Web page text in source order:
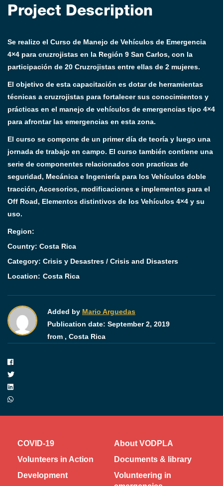
Project Description
Se realizo el Curso de Manejo de Vehículos de Emergencia
4×4 para cruzrojistas en la Región 9 San Carlos, con la
participación de 20 Cruzrojistas entre ellas de 2 mujeres.
El objetivo de esta capacitación es dotar de herramientas
técnicas a cruzrojistas para fortalecer sus conocimientos y
prácticas en el manejo de vehículos de emergencias tipo 4×4
para afrontar las emergencias en esta zona.
El curso se compone de un primer día de teoría y luego una
jornada de trabajo en campo. El curso también contiene una
serie de componentes relacionados con practicas de
seguridad, Mecánica e Ingeniería para los Vehículos doble
tracción, Accesorios, modificaciones e implementos para el
Off Road, Elementos distintivos de los Vehículos 4×4 y su
uso.
Region:
Country: Costa Rica
Category: Crisis y Desastres / Crisis and Disasters
Location: Costa Rica
Added by Mario Arguedas
Publication date: September 2, 2019
from , Costa Rica
COVID-19
About VODPLA
Volunteers in Action
Documents & library
Development
Volunteering in